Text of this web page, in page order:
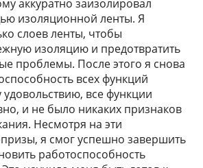
аккуратно заизолировал
изоляционной ленты. Я
слоев ленты, чтобы
изоляцию и предотвратить
проблемы. После этого я снова
всех функций
все функции
и не было никаких признаков
Несмотря на эти
я смог успешно завершить
работоспособность